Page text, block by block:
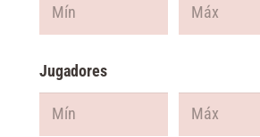
Jugadores